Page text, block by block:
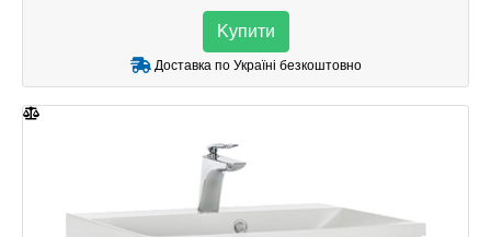
Kупити
Доставка по Україні безкоштовно